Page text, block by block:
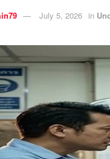
July 5, 2026 in